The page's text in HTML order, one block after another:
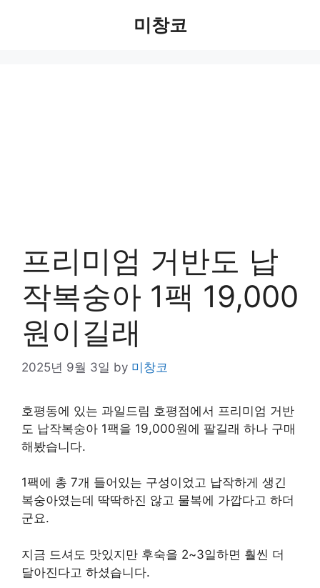
미창코
프리미엄 거반도 납
작복숭아 1팩 19,000
원이길래
2025년 9월 3일 by 미창코
호평동에 있는 과일드림 호평점에서 프리미엄 거반
도 납작복숭아 1팩을 19,000원에 팔길래 하나 구매
해봤습니다.
1팩에 총 7개 들어있는 구성이었고 납작하게 생긴
복숭아였는데 딱딱하진 않고 물복에 가깝다고 하더
군요.
지금 드셔도 맛있지만 후숙을 2~3일하면 훨씬 더
달아진다고 하셨습니다.